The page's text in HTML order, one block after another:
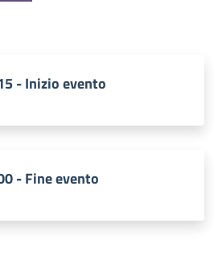
- Inizio evento
- Fine evento